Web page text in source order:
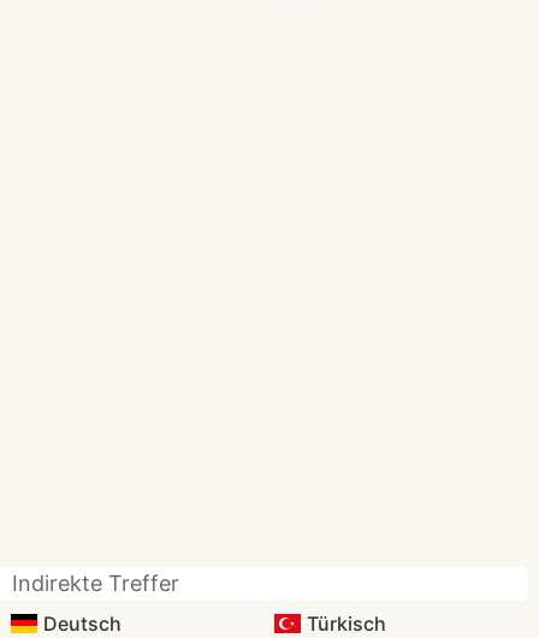
Indirekte Treffer
Deutsch Türkisch